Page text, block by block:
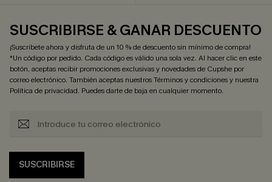
SUSCRIBIRSE & GANAR DESCUENTO
¡Suscríbete ahora y disfruta de un 10 % de descuento sin mínimo de compra!
*Un código por pedido. Cada código es válido una sola vez. Al hacer clic en este
botón, aceptas recibir promociones exclusivas y novedades de Cupshe por
correo electrónico. También aceptas nuestrosTérminos y condicionesy nuestra
Política de privacidad. Puedes darte de baja en cualquier momento.
SUSCRIBIRSE